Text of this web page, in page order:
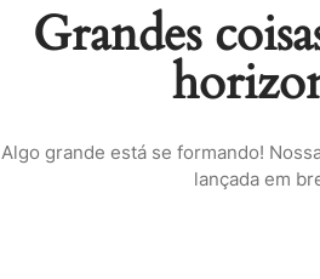
Grandes
Algo grande está se formando!
lançada em